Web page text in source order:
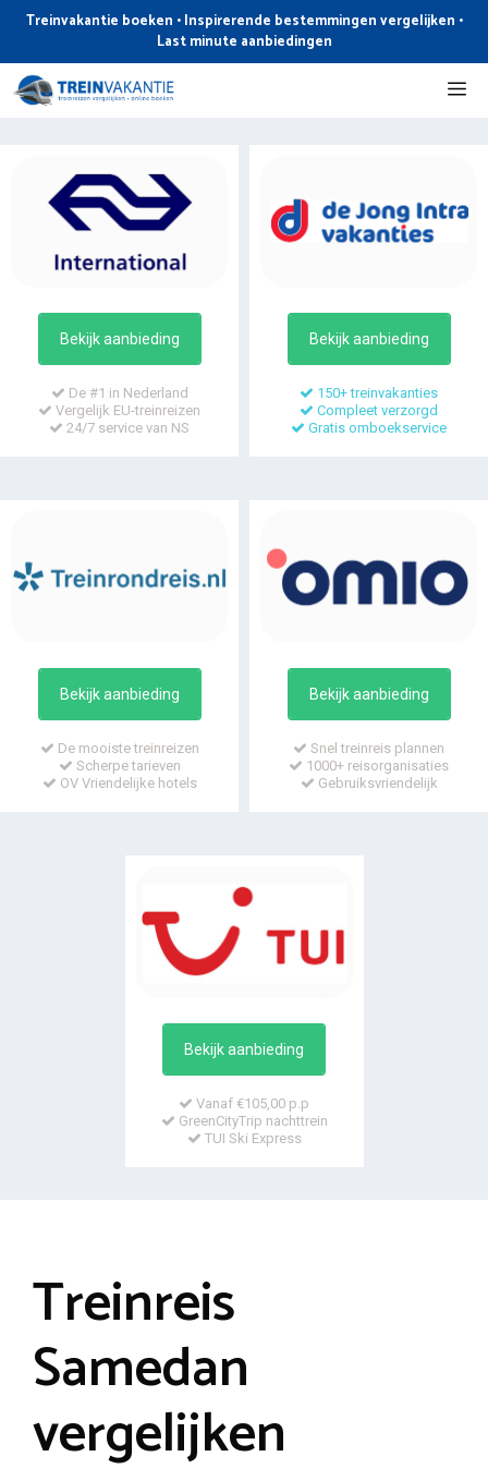
de
inhoud
Treinvakantie boeken • Inspirerende bestemmingen vergelijken •
Last minute aanbiedingen
Bekijk aanbieding
De #1 in Nederland
Vergelijk EU-treinreizen
24/7 service van NS
Bekijk aanbieding
150+ treinvakanties
Compleet verzorgd
Gratis omboekservice
Bekijk aanbieding
De mooiste treinreizen
Scherpe tarieven
OV Vriendelijke hotels
Bekijk aanbieding
Snel treinreis plannen
1000+ reisorganisaties
Gebruiksvriendelijk
Bekijk aanbieding
Vanaf €105,00 p.p
GreenCityTrip nachttrein
TUI Ski Express
Treinreis
Samedan
vergelijken